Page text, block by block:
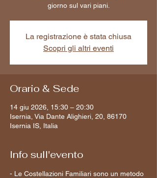
giorno sul vari piani.
La registrazione è stata chiusa
Scopri gli altri eventi
Orario & Sede
14 giu 2026, 15:30 – 20:30
Isernia, Via Dante Alighieri, 20, 86170
Isernia IS, Italia
Info sull'evento
- Le Costellazioni Familiari sono un metodo